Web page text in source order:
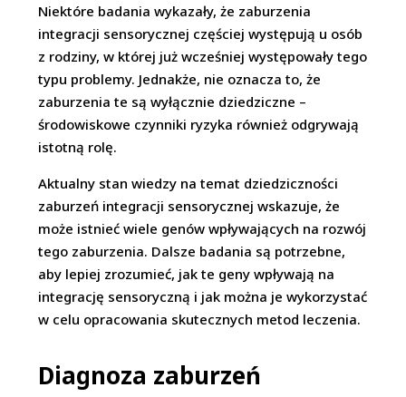
Niektóre badania wykazały, że zaburzenia
integracji sensorycznej częściej występują u osób
z rodziny, w której już wcześniej występowały tego
typu problemy. Jednakże, nie oznacza to, że
zaburzenia te są wyłącznie dziedziczne –
środowiskowe czynniki ryzyka również odgrywają
istotną rolę.
Aktualny stan wiedzy na temat dziedziczności
zaburzeń integracji sensorycznej wskazuje, że
może istnieć wiele genów wpływających na rozwój
tego zaburzenia. Dalsze badania są potrzebne,
aby lepiej zrozumieć, jak te geny wpływają na
integrację sensoryczną i jak można je wykorzystać
w celu opracowania skutecznych metod leczenia.
Diagnoza zaburzeń